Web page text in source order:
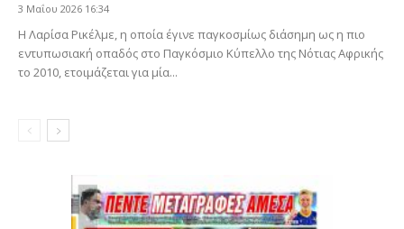
3 Μαΐου 2026 16:34
Η Λαρίσα Ρικέλμε, η οποία έγινε παγκοσμίως διάσημη ως η πιο
εντυπωσιακή οπαδός στο Παγκόσμιο Κύπελλο της Νότιας Αφρικής
το 2010, ετοιμάζεται για μία...